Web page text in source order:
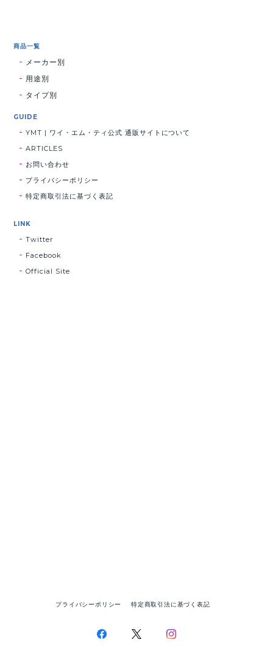
商品一覧
メーカー別
用途別
タイプ別
GUIDE
YMT | ワイ・エム・ティ公式 通販サイトについて
ARTICLES
お問い合わせ
プライバシーポリシー
特定商取引法に基づく表記
LINK
Twitter
Facebook
Official Site
プライバシーポリシー 特定商取引法に基づく表記